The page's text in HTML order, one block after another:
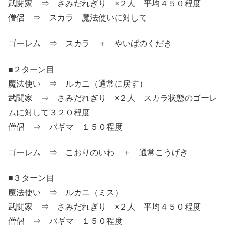
武闘家 ⇒ さみだれぎり ×２人 平均４５０程度
僧侶 ⇒ スカラ 魔法使いに対して
ゴーレム ⇒ スカラ ＋ やいばのくだき
■２ターン目
魔法使い ⇒ ルカニ（通常に戻す）
武闘家 ⇒ さみだれぎり ×２人 スカラ状態のゴーレ
ムに対して３２０程度
僧侶 ⇒ バギマ １５０程度
ゴーレム ⇒ こおりのいわ ＋ 通常こうげき
■３ターン目
魔法使い ⇒ ルカニ（ミス）
武闘家 ⇒ さみだれぎり ×２人 平均４５０程度
僧侶 ⇒ バギマ １５０程度